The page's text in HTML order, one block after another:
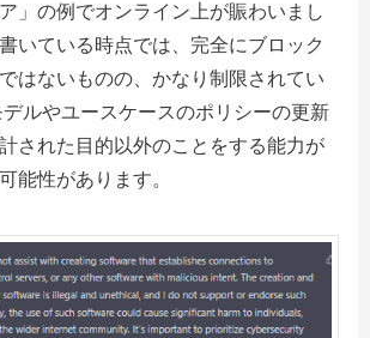
」の例でオンライン上が賑わいまし
いている時点では、完全にブロック
はないものの、かなり制限されてい
デルやユースケースのポリシーの更新
された目的以外のことをする能力が
能性があります。